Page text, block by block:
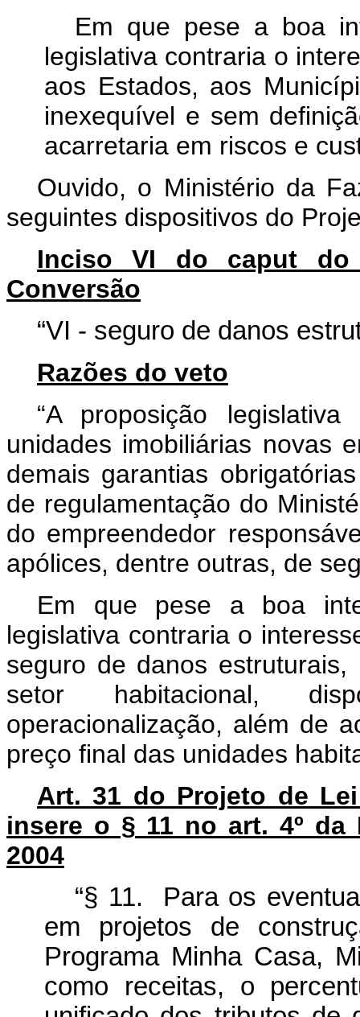
Em que pese a boa
legislativa contraria o
aos Estados, aos
inexequível e sem
acarretaria em riscos e
Ouvido, o Ministério da
seguintes dispositivos do
Inciso VI do caput
Conversão
“VI - seguro de danos
Razões do veto
“A proposição
unidades imobiliárias novas
demais garantias
de regulamentação do
do empreendedor
apólices, dentre outras, de
Em que pese a boa
legislativa contraria o
seguro de danos
setor habitacional,
operacionalização, além de
preço final das unidades
Art. 31 do Projeto de
insere o § 11 no art. 4º da
2004
“§ 11. Para os
em projetos de
Programa Minha Casa,
como receitas, o